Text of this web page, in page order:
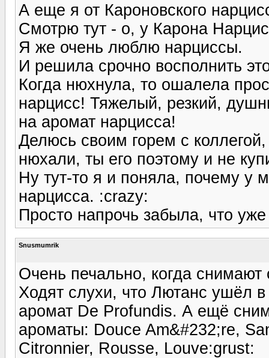
А еще я от Кароновского
Смотрю тут - о, у Карона
Я же очень люблю нарциссы.
И решила срочно восполнить
Когда нюхнула, то ошалела
нарцисс! Тяжелый, резкий,
на аромат нарцисса!
Делюсь своим горем с
нюхали, ты его поэтому и не
Ну тут-то я и поняла, почему у
нарцисса. :crazy:
Просто напрочь забыла, что
Snusmumrik
Очень печально, когда
Ходят слухи, что Лютанс ушёл
аромат De Profundis. А ещё
ароматы: Douce Am&#232;re,
Citronnier, Rousse, Louve:grust: